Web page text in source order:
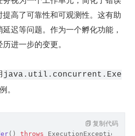
高了可靠性和可观测性。这有助
迟等问题。作为一个孵化功能，
进一步的变更。
java.util.concurrent.Exe
。
() throws ExecutionException,
复制代码